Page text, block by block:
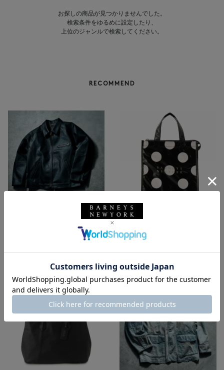
お探しの商品が見つかりませんでした。
検索条件をゆるめに設定したり、
上位のジャンルで検索してください。
RECOMMEND
BARNEYS NEW YORK by ANC
BARNEYS NEW YORK
グ／ドット柄